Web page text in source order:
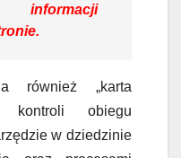
również „karta
kontroli obiegu
w dziedzinie